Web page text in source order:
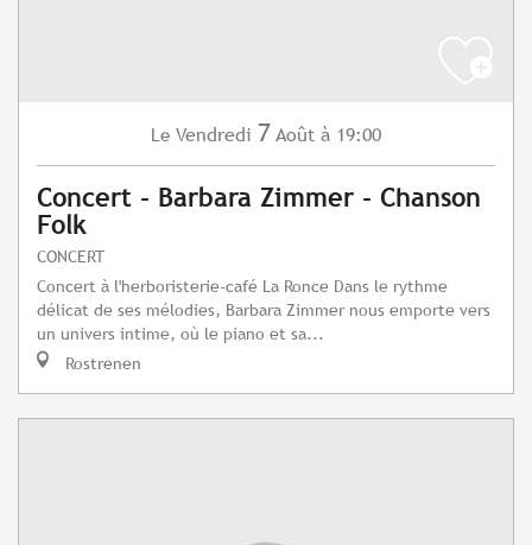
Le Vendredi 7 Août à 19:00
Concert - Barbara Zimmer - Chanson
Folk
CONCERT
Concert à l'herboristerie-café La Ronce Dans le rythme
délicat de ses mélodies, Barbara Zimmer nous emporte vers
un univers intime, où le piano et sa...
Rostrenen